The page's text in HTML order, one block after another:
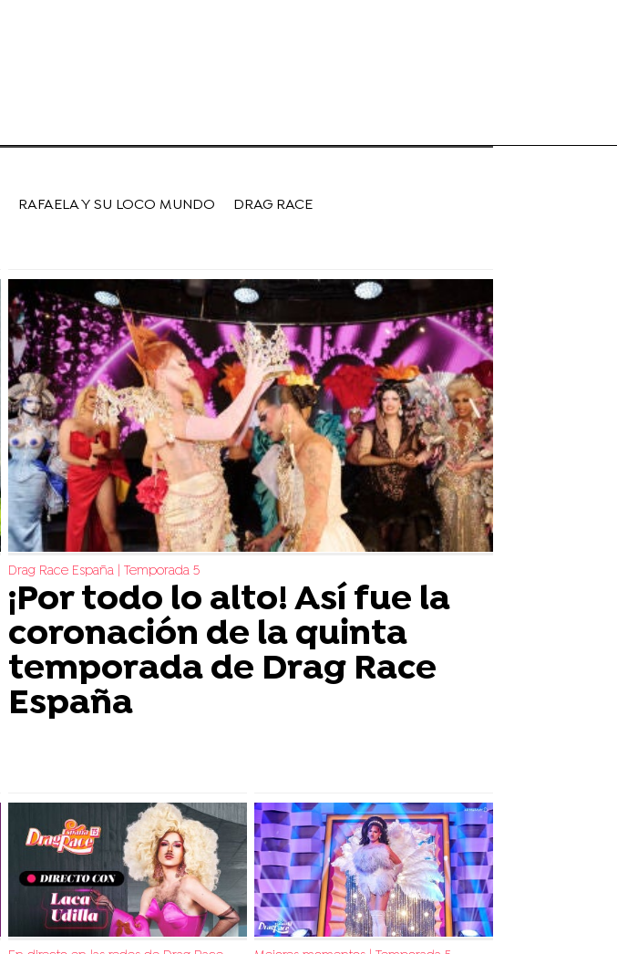
RAFAELA Y SU LOCO MUNDO
DRAG RACE
Drag Race España | Temporada 5
¡Por todo lo alto! Así fue la
coronación de la quinta
temporada de Drag Race
España